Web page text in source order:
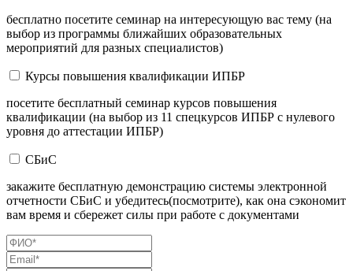
бесплатно посетите семинар на интересующую вас тему (на
выбор из программы ближайших образовательных
мероприятий для разных специалистов)
Курсы повышения квалификации ИПБР
посетите бесплатный семинар курсов повышения
квалификации (на выбор из 11 спецкурсов ИПБР с нулевого
уровня до аттестации ИПБР)
СБиС
закажите бесплатную демонстрацию системы электронной
отчетности СБиС и убедитесь(посмотрите), как она сэкономит
вам время и сбережет силы при работе с документами